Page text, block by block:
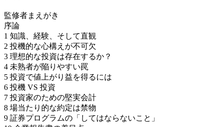
監修者まえがき
序論
1 知識、経験、そして直観
2 投機的な心構えが不可欠
3 理想的な投資は存在するか？
4 未熟者が陥りやすい罠
5 投資で値上がり益を得るには
6 投機 VS 投資
7 投資家のための堅実会計
8 場当たり的な約定は禁物
9 証券プログラムの「してはならないこと」